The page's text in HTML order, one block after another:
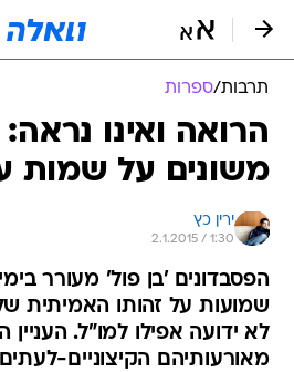
תרבות/ספרות
משונים על שמות
ירין כץ
2.1.2015 / 1:30
הפסבדונים 'בן פול' מעורר
שמועות על זהותו האמיתית
לא ידועה אפילו למו"ל. העניין
מאורעותיהם הקיצוניים-